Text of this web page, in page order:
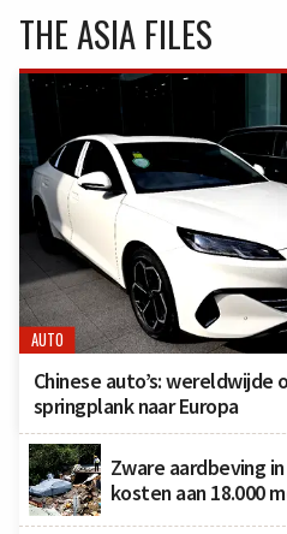
THE ASIA FILES
AUTO
Chinese auto’s: wereldwijde
springplank naar Europa
Zware aardbeving
kosten aan 18.000